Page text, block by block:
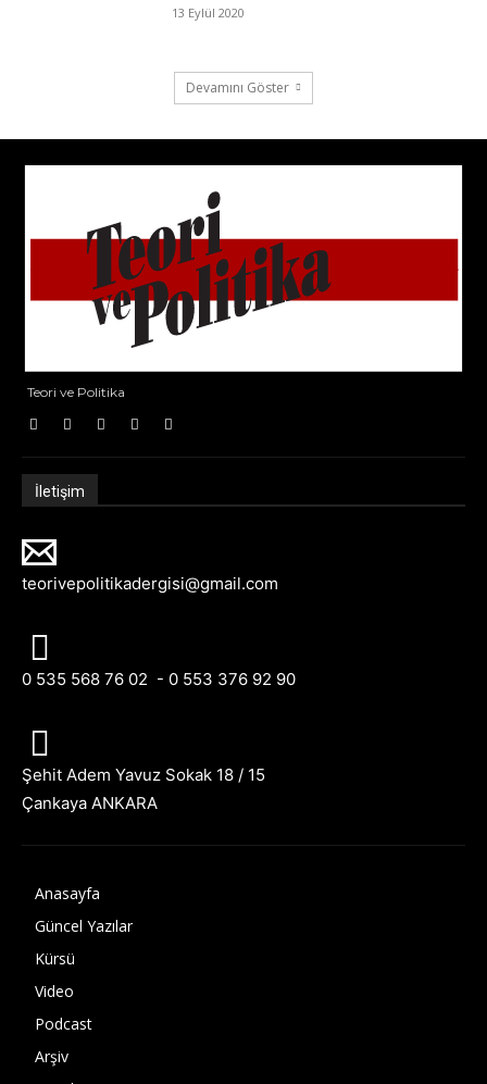
13 Eylül 2020
Devamını Göster
Teori ve Politika
İletişim
teorivepolitikadergisi@gmail.com
0 535 568 76 02 - 0 553 376 92 90
Şehit Adem Yavuz Sokak 18 / 15
Çankaya ANKARA
Anasayfa
Güncel Yazılar
Kürsü
Video
Podcast
Arşiv